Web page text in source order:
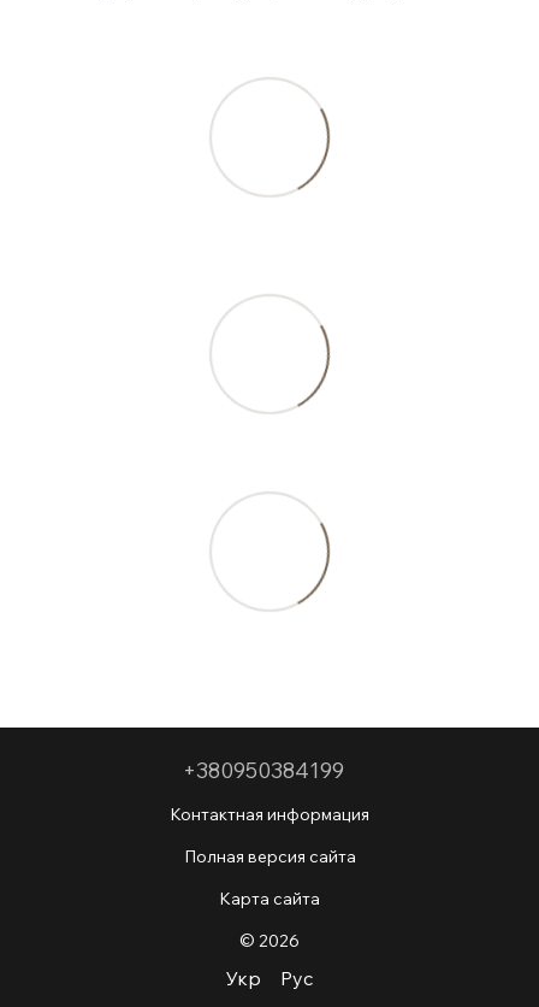
+380950384199
Контактная информация
Полная версия сайта
Карта сайта
© 2026
Укр Рус